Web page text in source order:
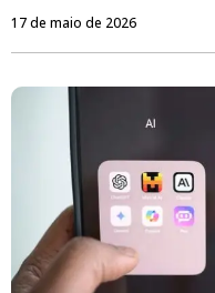
17 de maio de 2026